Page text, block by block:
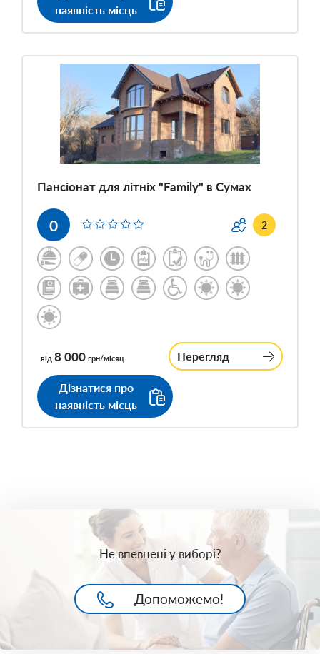
наявність місць
Пансіонат для літніх "Family" в Сумах
0 2
від 8 000 грн/місяц Перегляд
Дізнатися про
наявність місць
Не впевнені у виборі?
Допоможемо!